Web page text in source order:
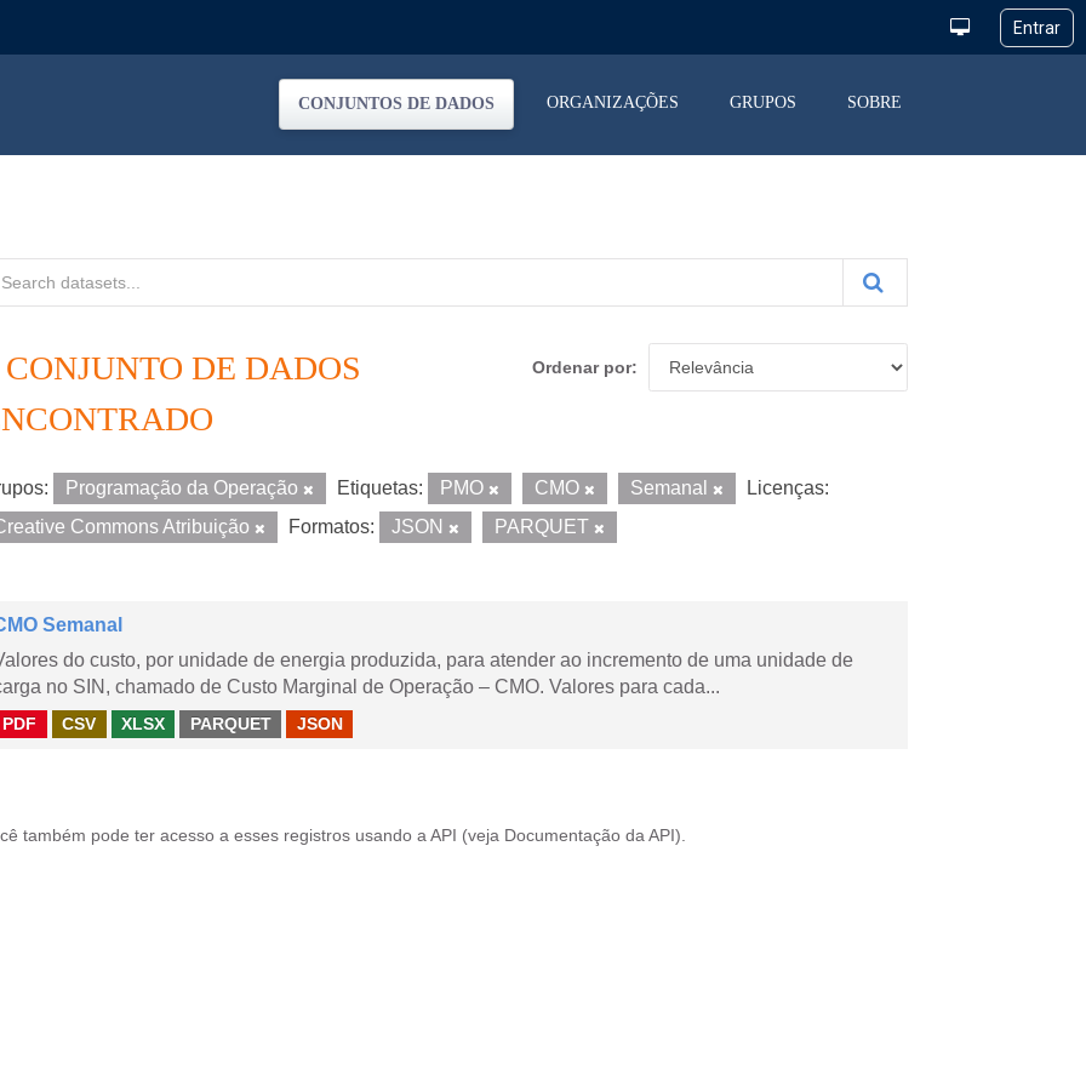
CONJUNTOS DE DADOS ORGANIZAÇÕES GRUPOS SOBRE
Ordenar por
CONJUNTO DE DADOS
Programação da Operação Etiquetas: PMO CMO Semanal
Licenças:
Commons Atribuição
Formatos: JSON PARQUET
Semanal
do custo, por unidade de energia produzida, para atender ao incremento de uma unidade de
no SIN, chamado de Custo Marginal de Operação – CMO. Valores para cada...
PDF CSV XLSX PARQUET JSON
também pode ter acesso a esses registros usando a API (veja Documentação da API ).